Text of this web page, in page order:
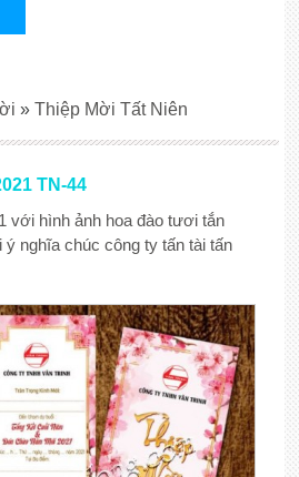
TN-44
với hình ảnh hoa đào tươi tắn
nghĩa chúc công ty tấn tài tấn
» Thiệp Mời Tất Niên